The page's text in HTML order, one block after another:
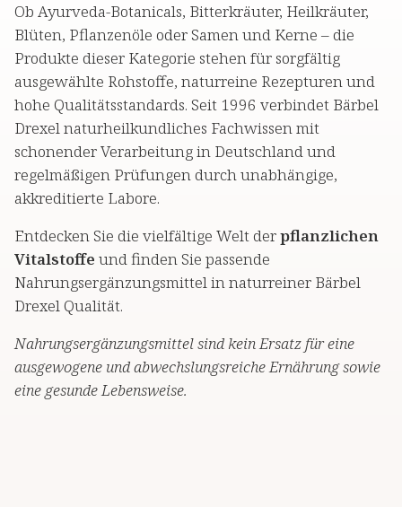
Ob Ayurveda-Botanicals, Bitterkräuter, Heilkräuter,
Blüten, Pflanzenöle oder Samen und Kerne – die
Produkte dieser Kategorie stehen für sorgfältig
ausgewählte Rohstoffe, naturreine Rezepturen und
hohe Qualitätsstandards. Seit 1996 verbindet Bärbel
Drexel naturheilkundliches Fachwissen mit
schonender Verarbeitung in Deutschland und
regelmäßigen Prüfungen durch unabhängige,
akkreditierte Labore.
Entdecken Sie die vielfältige Welt derpflanzlichen
Vitalstoffe und finden Sie passende
Nahrungsergänzungsmittel in naturreiner Bärbel
Drexel Qualität.
Nahrungsergänzungsmittel sind kein Ersatz für eine
ausgewogene und abwechslungsreiche Ernährung sowie
eine gesunde Lebensweise.